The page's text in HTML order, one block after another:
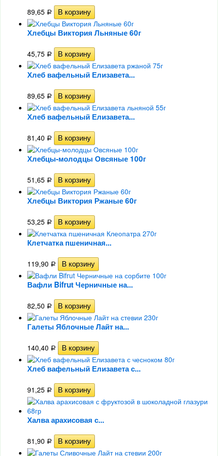
89,65 Р
Хлебцы Виктория Льняные 60г
45,75 Р
Хлеб вафельный Елизавета...
89,65 Р
Хлеб вафельный Елизавета...
81,40 Р
Хлебцы-молодцы Овсяные 100г
51,65 Р
Хлебцы Виктория Ржаные 60г
53,25 Р
Клетчатка пшеничная...
119,90 Р
Вафли Bifrut Черничные на...
82,50 Р
Галеты Яблочные Лайт на...
140,40 Р
Хлеб вафельный Елизавета с...
91,25 Р
Халва арахисовая с...
81,90 Р